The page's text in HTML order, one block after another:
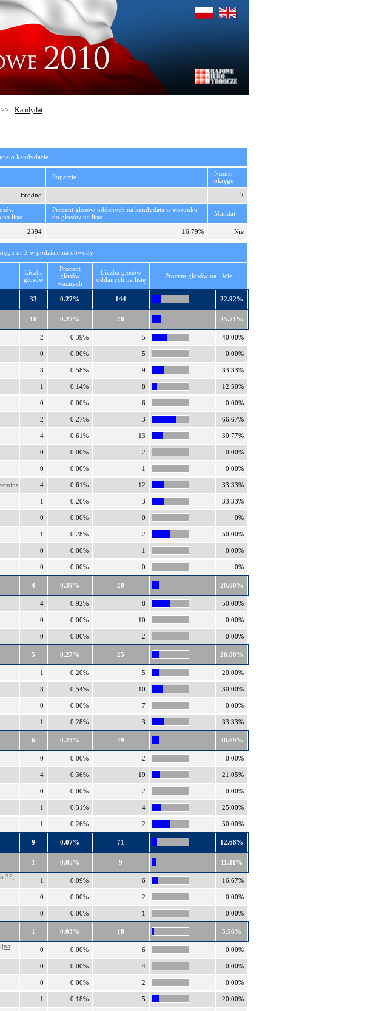
>> Kandydat
o kandydacie
Poparcie
Numer
okręgu
Brodno
2
na listę
Procent głosów oddanych na kandydata w stosunku
do głosów na listę
Mandat
2394 16,79% Nie
nr 2 w podziale na obwody
Liczba
głosów
Procent
głosów
ważnych
Liczba głosów
oddanych na listę
Procent głosów na liście
33 0.27% 144 22.92%
18 0.27% 70 25.71%
2 0.39% 5 40.00%
0 0.00% 5 0.00%
3 0.58% 9 33.33%
1 0.14% 8 12.50%
0 0.00% 6 0.00%
2 0.27% 3 66.67%
4 0.61% 13 30.77%
0 0.00% 2 0.00%
0 0.00% 1 0.00%
4 0.61% 12 33.33%
1 0.20% 3 33.33%
0 0.00% 0 0%
1 0.28% 2 50.00%
0 0.00% 1 0.00%
0 0.00% 0 0%
4 0.39% 20 20.00%
4 0.92% 8 50.00%
0 0.00% 10 0.00%
0 0.00% 2 0.00%
5 0.27% 25 20.00%
1 0.20% 5 20.00%
3 0.54% 10 30.00%
0 0.00% 7 0.00%
1 0.28% 3 33.33%
6 0.23% 29 20.69%
0 0.00% 2 0.00%
4 0.36% 19 21.05%
0 0.00% 2 0.00%
1 0.31% 4 25.00%
1 0.26% 2 50.00%
9 0.07% 71 12.68%
1 0.05% 9 11.11%
35,
1 0.09% 6 16.67%
0 0.00% 2 0.00%
0 0.00% 1 0.00%
1 0.03% 18 5.56%
0 0.00% 6 0.00%
0 0.00% 4 0.00%
0 0.00% 2 0.00%
1 0.18% 5 20.00%